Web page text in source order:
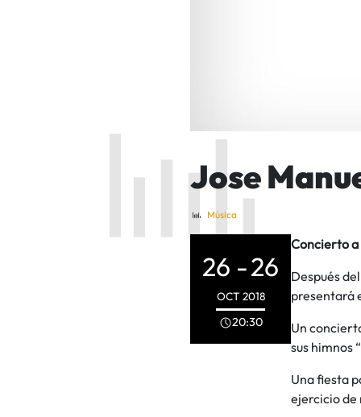
Jose
Música
26 -26
OCT 2018
20:30
Concierto a
Después
presentará
Un
sus himnos
Una fiesta
ejercicio de